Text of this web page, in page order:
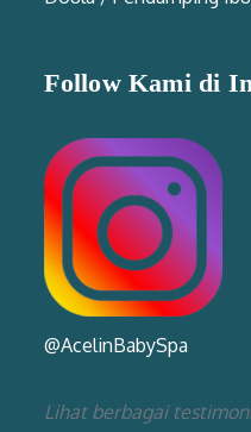
Follow Kami di
@AcelinBabySpa
Lihat berbagai